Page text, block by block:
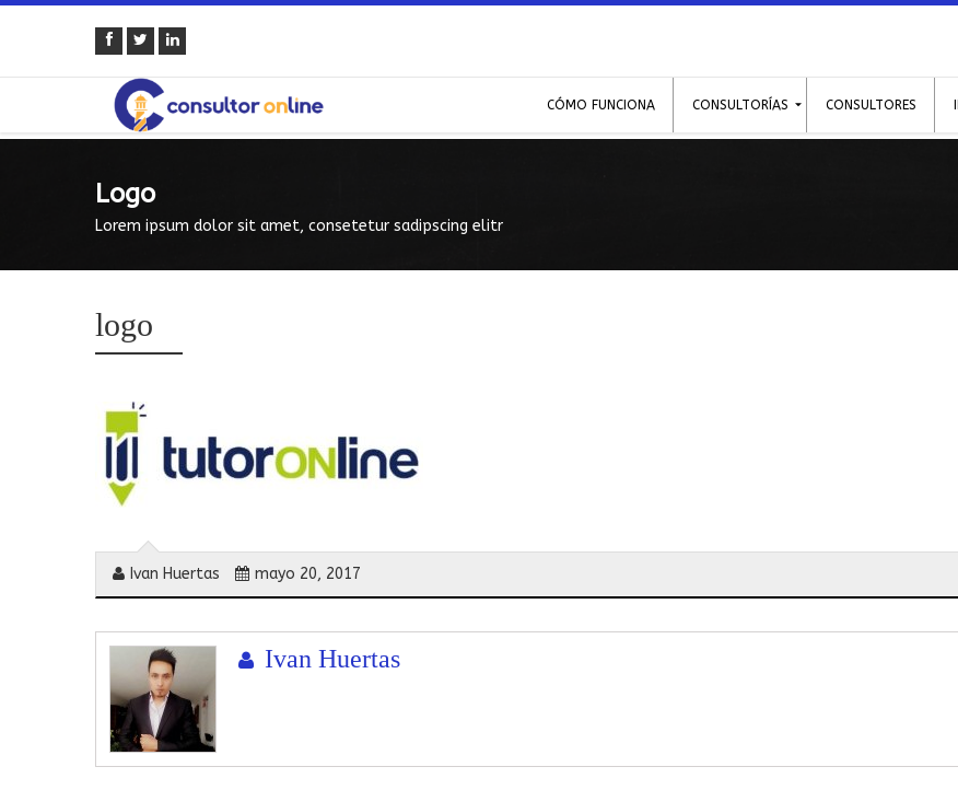
CÓMO FUNCIONA CONSULTORÍAS CONSULTORES
Logo
Lorem ipsum dolor sit amet, consetetur sadipscing elitr
logo
Ivan Huertas mayo 20, 2017
Ivan Huertas